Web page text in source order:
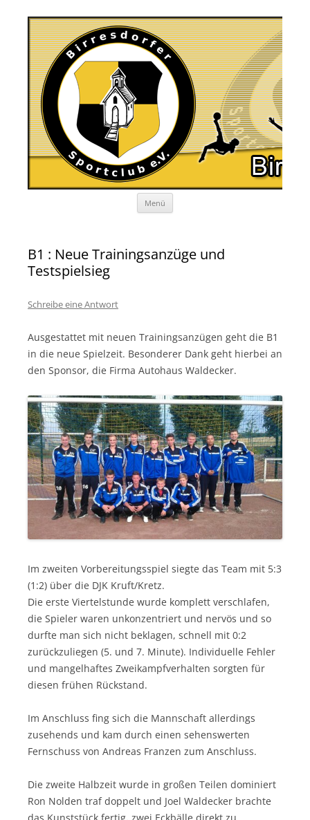
Menü
B1 : Neue Trainingsanzüge und
Testspielsieg
Schreibe eine Antwort
Ausgestattet mit neuen Trainingsanzügen geht die B1
in die neue Spielzeit. Besonderer Dank geht hierbei an
den Sponsor, die Firma Autohaus Waldecker.
Im zweiten Vorbereitungsspiel siegte das Team mit 5:3
(1:2) über die DJK Kruft/Kretz.
Die erste Viertelstunde wurde komplett verschlafen,
die Spieler waren unkonzentriert und nervös und so
durfte man sich nicht beklagen, schnell mit 0:2
zurückzuliegen (5. und 7. Minute). Individuelle Fehler
und mangelhaftes Zweikampfverhalten sorgten für
diesen frühen Rückstand.
Im Anschluss fing sich die Mannschaft allerdings
zusehends und kam durch einen sehenswerten
Fernschuss von Andreas Franzen zum Anschluss.
Die zweite Halbzeit wurde in großen Teilen dominiert
Ron Nolden traf doppelt und Joel Waldecker brachte
das Kunststück fertig, zwei Eckbälle direkt zu